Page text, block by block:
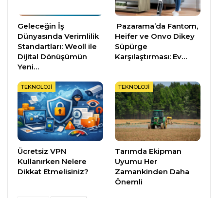
Geleceğin İş
Dünyasında Verimlilik
Standartları: Weoll ile
Dijital Dönüşümün
Yeni…
Pazarama’da Fantom,
Heifer ve Onvo Dikey
Süpürge
Karşılaştırması: Ev…
TEKNOLOJI
Ücretsiz VPN
Kullanırken Nelere
Dikkat Etmelisiniz?
TEKNOLOJI
Tarımda Ekipman
Uyumu Her
Zamankinden Daha
Önemli